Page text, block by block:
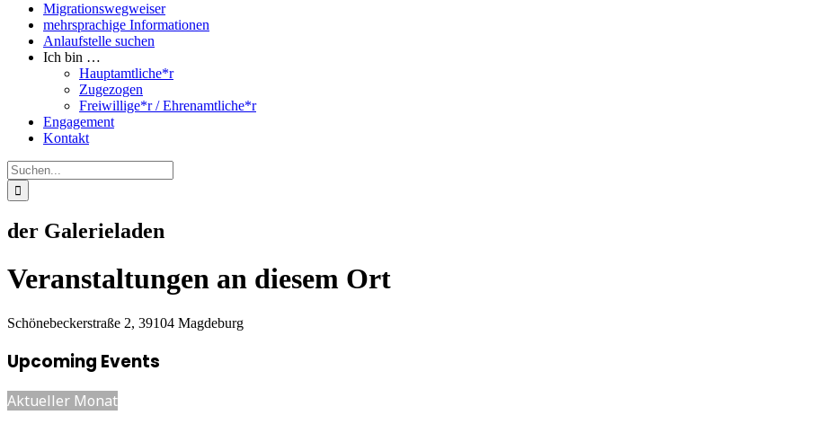
Migrationswegweiser
mehrsprachige Informationen
Anlaufstelle suchen
Ich bin …
Hauptamtliche*r
Zugezogen
Freiwillige*r / Ehrenamtliche*r
Engagement
Kontakt
Suche
nach:
der Galerieladen
Veranstaltungen an diesem Ort
Schönebeckerstraße 2, 39104 Magdeburg
Upcoming Events
Aktueller Monat